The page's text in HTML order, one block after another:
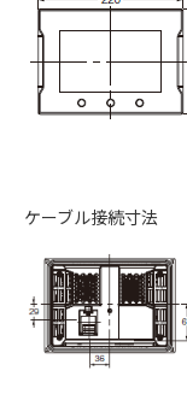
ケーブル接続寸法